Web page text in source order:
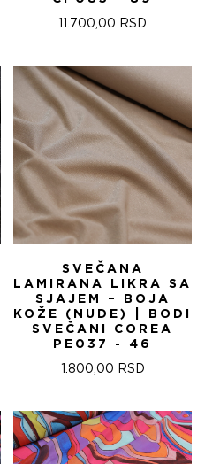
11.700,00 RSD
SVEČANA
LAMIRANA LIKRA SA
SJAJEM – BOJA
KOŽE (NUDE) | BODI
SVEČANI COREA
PE037 - 46
1.800,00 RSD